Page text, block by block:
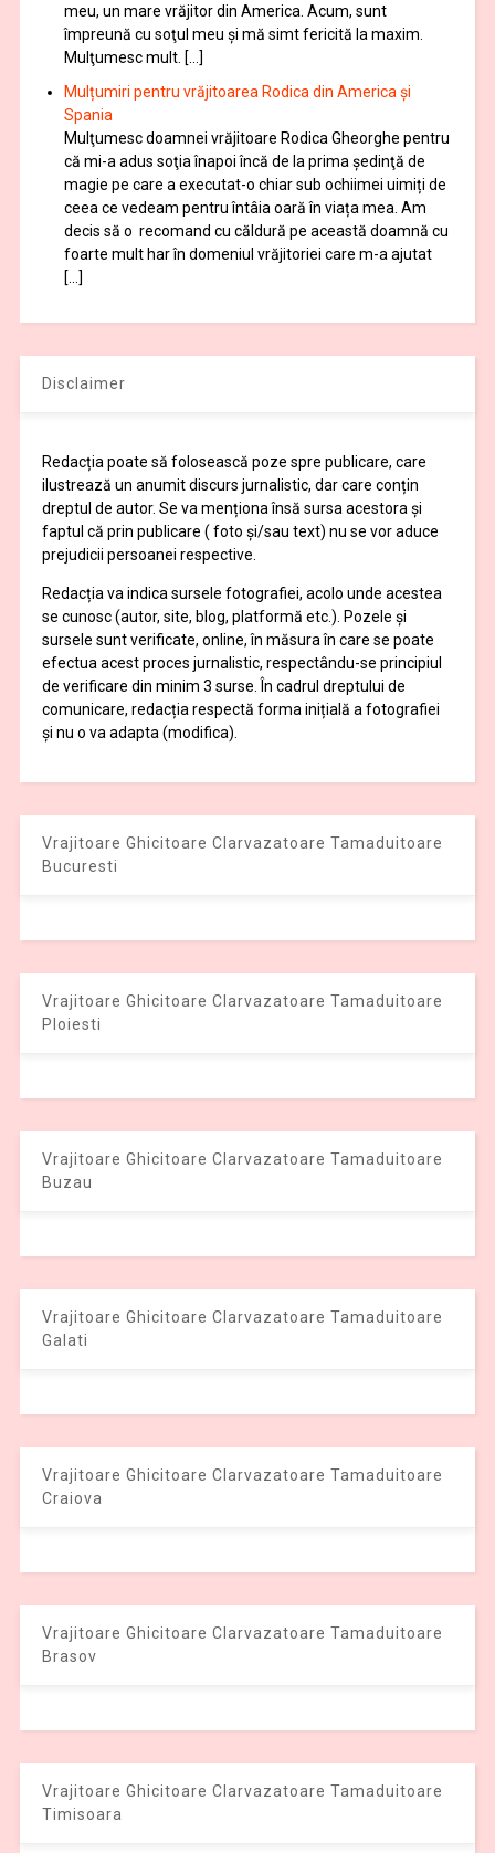
meu, un mare vrăjitor din America. Acum, sunt
împreună cu soţul meu şi mă simt fericită la maxim.
Mulţumesc mult. […]
Mulțumiri pentru vrăjitoarea Rodica din America și
Spania
Mulţumesc doamnei vrăjitoare Rodica Gheorghe pentru
că mi-a adus soţia înapoi încă de la prima şedinţă de
magie pe care a executat-o chiar sub ochiimei uimiți de
ceea ce vedeam pentru întâia oară în viața mea. Am
decis să o recomand cu căldură pe această doamnă cu
foarte mult har în domeniul vrăjitoriei care m-a ajutat
[…]
Disclaimer
Redacția poate să folosească poze spre publicare, care
ilustrează un anumit discurs jurnalistic, dar care conțin
dreptul de autor. Se va menționa însă sursa acestora și
faptul că prin publicare ( foto și/sau text) nu se vor aduce
prejudicii persoanei respective.
Redacția va indica sursele fotografiei, acolo unde acestea
se cunosc (autor, site, blog, platformă etc.). Pozele și
sursele sunt verificate, online, în măsura în care se poate
efectua acest proces jurnalistic, respectându-se principiul
de verificare din minim 3 surse. În cadrul dreptului de
comunicare, redacția respectă forma inițială a fotografiei
și nu o va adapta (modifica).
Vrajitoare Ghicitoare Clarvazatoare Tamaduitoare
Bucuresti
Vrajitoare Ghicitoare Clarvazatoare Tamaduitoare
Ploiesti
Vrajitoare Ghicitoare Clarvazatoare Tamaduitoare
Buzau
Vrajitoare Ghicitoare Clarvazatoare Tamaduitoare
Galati
Vrajitoare Ghicitoare Clarvazatoare Tamaduitoare
Craiova
Vrajitoare Ghicitoare Clarvazatoare Tamaduitoare
Brasov
Vrajitoare Ghicitoare Clarvazatoare Tamaduitoare
Timisoara